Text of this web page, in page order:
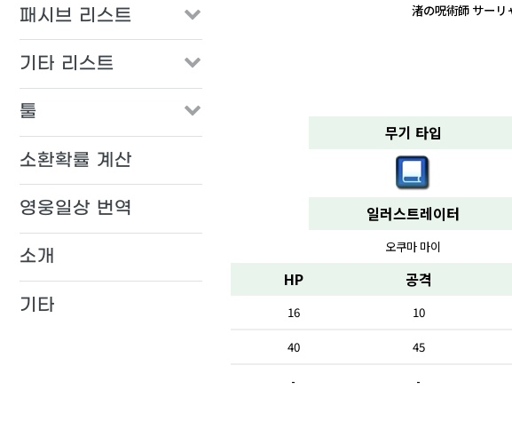
패시브 리스트
기타 리스트
툴
소환확률 계산
영웅일상 번역
소개
기타
渚の呪術師 サーリ
무기 타입
일러스트레이터
오쿠마 마이
HP 공격
16 10
40 45
- -